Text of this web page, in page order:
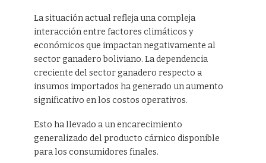
La situación actual refleja una compleja
interacción entre factores climáticos y
económicos que impactan negativamente al
sector ganadero boliviano. La dependencia
creciente del sector ganadero respecto a
insumos importados ha generado un aumento
significativo en los costos operativos.
Esto ha llevado a un encarecimiento
generalizado del producto cárnico disponible
para los consumidores finales.